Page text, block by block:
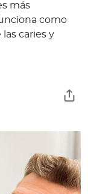
más
como
caries y